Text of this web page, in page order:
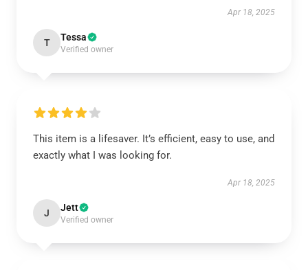
Apr 18, 2025
T Tessa
Verified owner
This item is a lifesaver. It’s efficient, easy to use, and
exactly what I was looking for.
Apr 18, 2025
J Jett
Verified owner